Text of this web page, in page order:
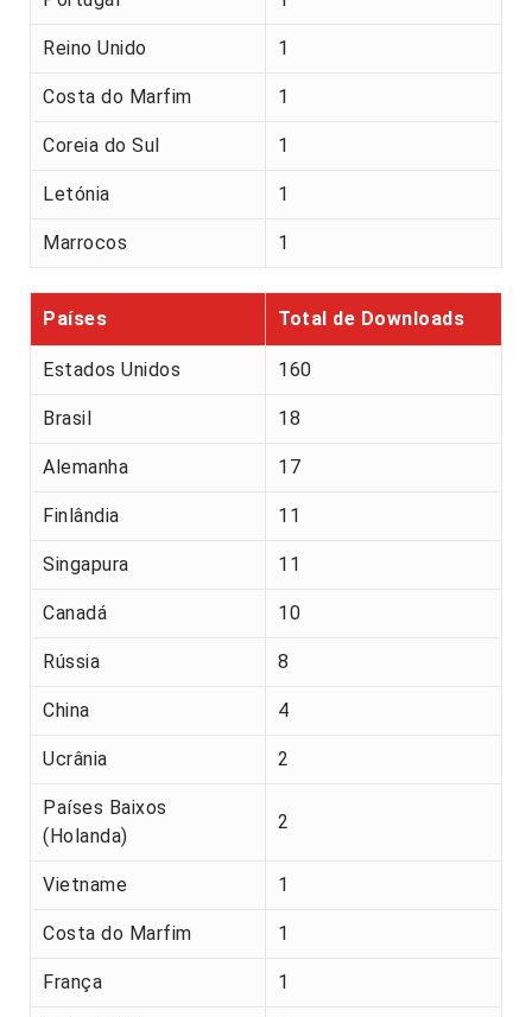
Reino Unido 1
Costa do Marfim 1
Coreia do Sul 1
Letónia 1
Marrocos 1
Países Total de Downloads
Estados Unidos 160
Brasil 18
Alemanha 17
Finlândia 11
Singapura 11
Canadá 10
Rússia 8
China 4
Ucrânia 2
Países Baixos
(Holanda)
2
Vietname 1
Costa do Marfim 1
França 1